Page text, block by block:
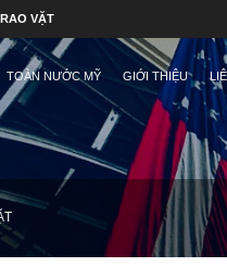
RAO VẶT
TOÀN NƯỚC MỸ GIỚI THIỆU